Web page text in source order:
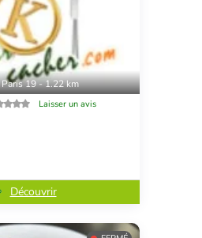
Paris 19 - 1.22 km
Laisser un avis
Découvrir